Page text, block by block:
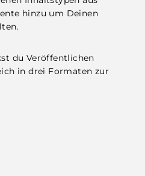
hinzu um Deinen
du Veröffentlichen
in drei Formaten zur